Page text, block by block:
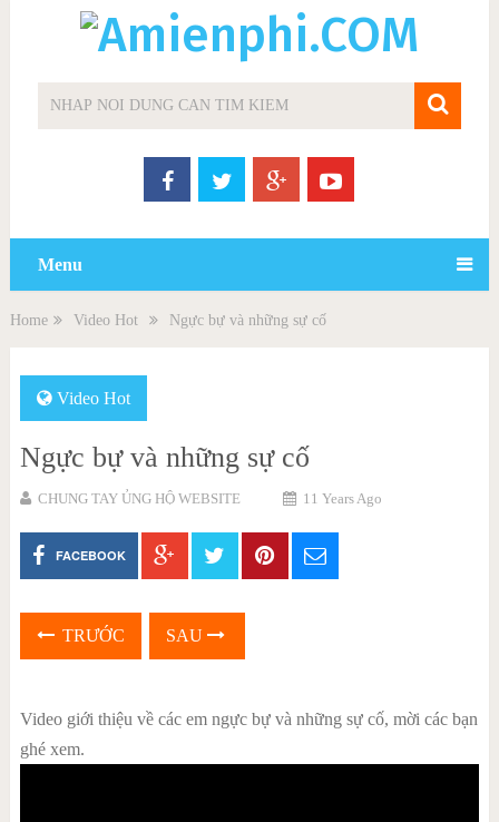
Menu
Home Video Hot Ngực bự và những sự cố
Video Hot
Ngực bự và những sự cố
CHUNG TAY ỦNG HỘ WEBSITE 11 Years Ago
FACEBOOK
TRƯỚC SAU
Video giới thiệu về các em ngực bự và những sự cố, mời các bạn
ghé xem.